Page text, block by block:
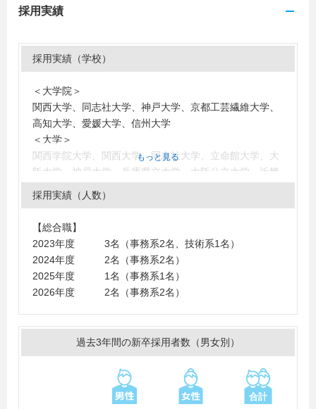
採用実績
採用実績（学校）
＜大学院＞
関西大学、同志社大学、神戸大学、京都工芸繊維大学、
高知大学、愛媛大学、信州大学
＜大学＞
関西学院大学、関西大学、同志社大学、立命館大学、大
阪大学、神戸大学、兵庫県立大学、大阪公立大学、近畿
大学、神戸学院大学、神戸女学院大学、神戸女子大学、
京都女子大学、大阪産業大学、龍谷大学、岡山大学、岡
山県立大学、広島大学、滋賀大学、明治大学、摂南大
学、専修大学、徳島大学、富山大学、宮崎大学、福井県
立大学、姫路獨協大学
もっと見る
採用実績（人数）
【総合職】
2023年度 3名（事務系2名、技術系1名）
2024年度 2名（事務系2名）
2025年度 1名（事務系1名）
2026年度 2名（事務系2名）
過去3年間の新卒採用者数（男女別）